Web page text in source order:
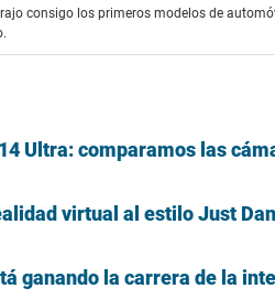
consigo los primeros modelos de
Ultra: comparamos las
virtual al estilo Just
ganando la carrera de la